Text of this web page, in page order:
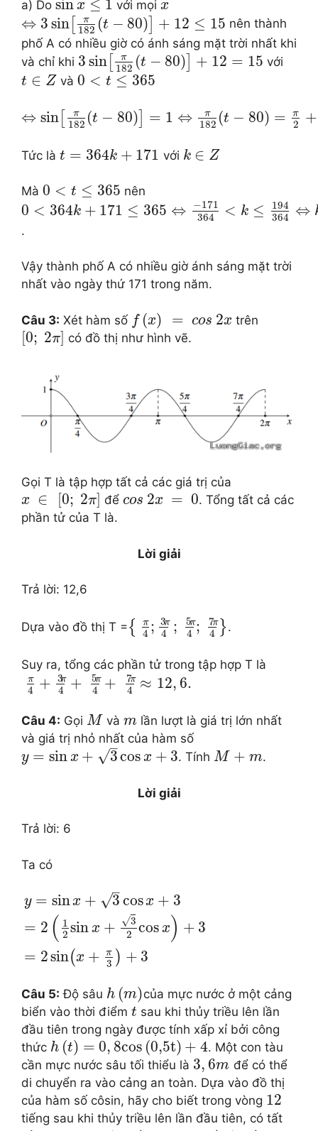
a) Do sin x ≤ 1 với mọi x
⇔ 3 sin[ π
182 (t − 80) + 12 ≤ 15 nên thành
phố A có nhiều giờ có ánh sáng mặt trời nhất khi
và chỉ khi 3 sin[ π
182 (t − 80) + 12 = 15 với
t ∈ Z và0 < t ≤ 365
⇔ sin[ π
182 (t − 80) = 1 ⇔ π
182 (t − 80) = π
2 +
Tức là t = 364k + 171 với k ∈ Z
Mà 0 < t ≤ 365 nên
0 < 364k + 171 ≤ 365 ⇔ −171
364
< k ≤
194
364
⇔
.
Vậy thành phố A có nhiều giờ ánh sáng mặt trời
nhất vào ngày thứ 171 trong năm.
Câu 3: Xét hàm số f (x) = cos 2x trên
[0; 2π] có đồ thị như hình vẽ.
Gọi T là tập hợp tất cả các giá trị của
x
∈ [0; 2π] để cos 2x = 0. Tổng tất cả các
phần tử của T là.
Lời giải
Trả lời: 12,6
Dựa vào đồ thị T ={ π
4 ; 3π
4 ; 5π
4 ; 7π
4 }.
Suy ra, tổng các phần tử trong tập hợp T là
π
4 + 3π
4 + 5π
4 + 7π
4 ≈ 12, 6.
Câu 4: Gọi M vàm lần lượt là giá trị lớn nhất
và giá trị nhỏ nhất của hàm số
y = sin x + 3
–
√ cos x + 3. TínhM + m.
Lời giải
Trả lời: 6
Ta có
y = sinx + 3
–
√ cosx + 3
= 2 ( 1
2 sin x + 3
√
2 cos x) + 3
= 2sin(x + π
3 ) + 3
Câu 5: Độ sâu h (m)của mực nước ở một cảng
biển vào thời điểm t sau khi thủy triều lên lần
đầu tiên trong ngày được tính xấp xỉ bởi công
thức h (t) = 0, 8cos (0,5t) + 4. Một con tàu
cần mực nước sâu tối thiểu là 3, 6m để có thể
di chuyển ra vào cảng an toàn. Dựa vào đồ thị
của hàm số côsin, hãy cho biết trong vòng 12
tiếng sau khi thủy triều lên lần đầu tiên, có tất